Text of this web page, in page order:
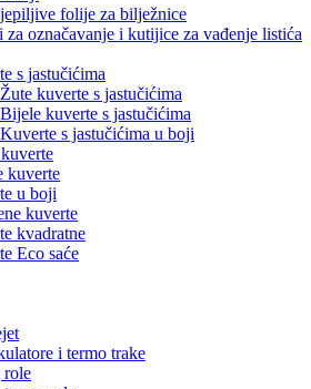
folije za bilježnice
označavanje i kutijice za vađenje listića
s jastučićima
Žute kuverte s jastučićima
Bijele kuverte s jastučićima
Kuverte s jastučićima u boji
kuverte
u boji
kuverte
kvadratne
Eco saće
i termo trake
role